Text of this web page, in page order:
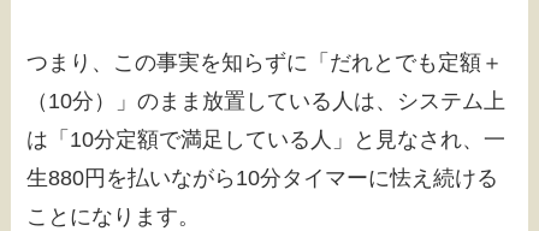
つまり、この事実を知らずに「だれとでも定額＋
（10分）」のまま放置している人は、システム上
は「10分定額で満足している人」と見なされ、一
生880円を払いながら10分タイマーに怯え続ける
ことになります。